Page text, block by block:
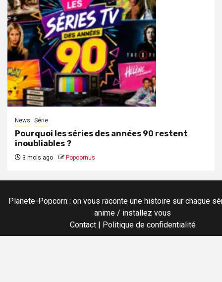
News Série
Pourquoi les séries des années 90 restent
inoubliables ?
3 mois ago Popcornus
Planete-Popcorn : on vous raconte une histoire sur chaque
anime / installez vous
Contact| Politique de confidentialité